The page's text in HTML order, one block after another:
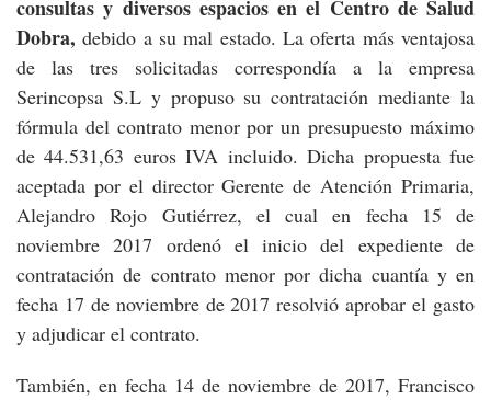
consultas y diversos espacios en el Centro de Salud
Dobra, debido a su mal estado. La oferta más ventajosa
de las tres solicitadas correspondía a la empresa
Serincopsa S.L y propuso su contratación mediante la
fórmula del contrato menor por un presupuesto máximo
de 44.531,63 euros IVA incluido. Dicha propuesta fue
aceptada por el director Gerente de Atención Primaria,
Alejandro Rojo Gutiérrez, el cual en fecha 15 de
noviembre 2017 ordenó el inicio del expediente de
contratación de contrato menor por dicha cuantía y en
fecha 17 de noviembre de 2017 resolvió aprobar el gasto
y adjudicar el contrato.
También, en fecha 14 de noviembre de 2017, Francisco